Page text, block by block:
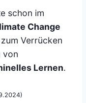
schon im
Change
Verrücken
von
Lernen.